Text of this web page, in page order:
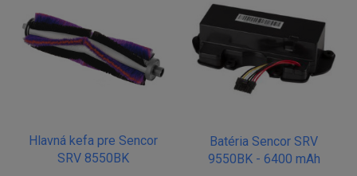
Hlavná kefa pre Sencor
SRV 8550BK
Batéria Sencor SRV
9550BK - 6400 mAh